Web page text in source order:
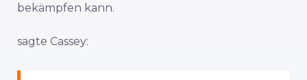
bekämpfen kann.
sagte Cassey: